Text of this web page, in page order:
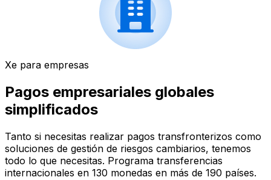
Xe para empresas
Pagos empresariales globales
simplificados
Tanto si necesitas realizar pagos transfronterizos como
soluciones de gestión de riesgos cambiarios, tenemos
todo lo que necesitas. Programa transferencias
internacionales en 130 monedas en más de 190 países.